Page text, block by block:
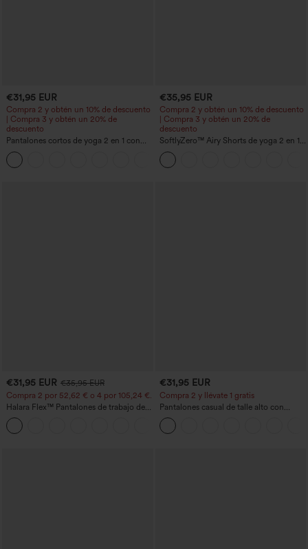
€31,95 EUR
Compra 2 y obtén un 10% de descuento
| Compra 3 y obtén un 20% de
descuento
Pantalones cortos de yoga 2 en 1 con
bolsillo trasero de talle muy alto y
bolsillo lateral oculto de 5&#39;&#39;
de longitud más larga
€35,95 EUR
Compra 2 y obtén un 10% de descuento
| Compra 3 y obtén un 20% de
descuento
SoftlyZero™ Airy Shorts de yoga 2 en 1
InstantCool de talle súper alto, 7" con
bolsillos
€31,95 EUR €35,95 EUR
Compra 2 por 52,62 € o 4 por 105,24 €.
Halara Flex™ Pantalones de trabajo de
talle alto, moldeadores del cuerpo, que
estilizan la cintura, con bolsillos, de
pierna ancha en micro‑waffle
€31,95 EUR
Compra 2 y llévate 1 gratis
Pantalones casual de talle alto con
cordón, pernera ancha, en mezcla de
lino y con bolsillos